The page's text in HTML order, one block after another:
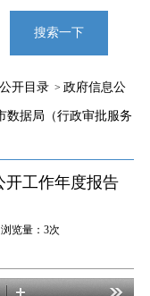
搜索一下
开目录> 政府信息公
数据局（行政审批服务
开工作年度报告
览量： 3次